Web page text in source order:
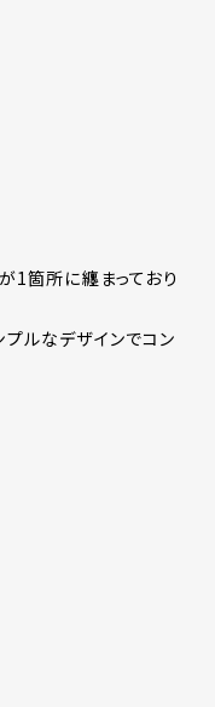
1箇所に纏まっており
ルなデザインでコン